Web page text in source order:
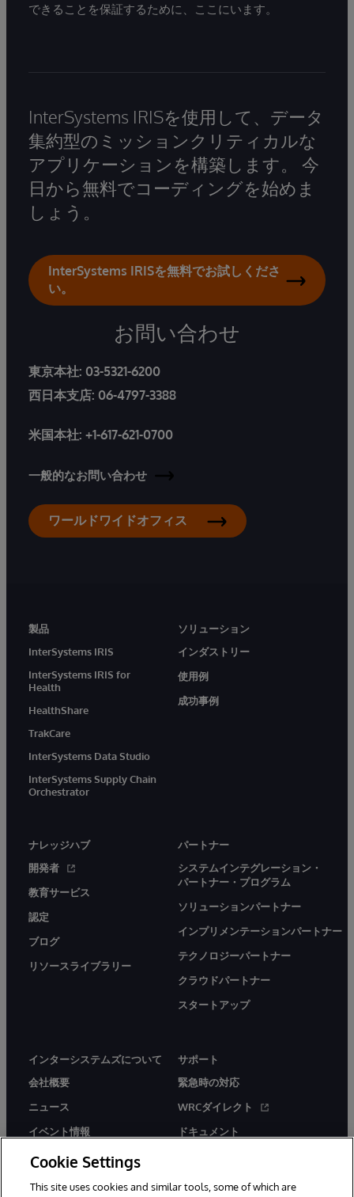
できることを保証するために、ここにいます。
InterSystems IRISを使用して、データ
集約型のミッションクリティカルな
アプリケーションを構築します。 今
日から無料でコーディングを始めま
しょう。
InterSystems IRISを無料でお試しくださ
い。
お問い合わせ
東京本社: 03-5321-6200
西日本支店: 06-4797-3388
米国本社: +1-617-621-0700
一般的なお問い合わせ
ワールドワイドオフィス
製品
InterSystems IRIS
InterSystems IRIS for
Health
HealthShare
TrakCare
InterSystems Data Studio
InterSystems Supply Chain
Orchestrator
ソリューション
インダストリー
使用例
成功事例
ナレッジハブ
開発者
教育サービス
認定
ブログ
リソースライブラリー
パートナー
システムインテグレーション・
パートナー・プログラム
ソリューションパートナー
インプリメンテーションパートナー
テクノロジーパートナー
クラウドパートナー
スタートアップ
インターシステムズについて
会社概要
ニュース
イベント情報
採用情報
サポート
緊急時の対応
WRCダイレクト
ドキュメント
Cookie Settings
This site uses cookies and similar tools, some of which are